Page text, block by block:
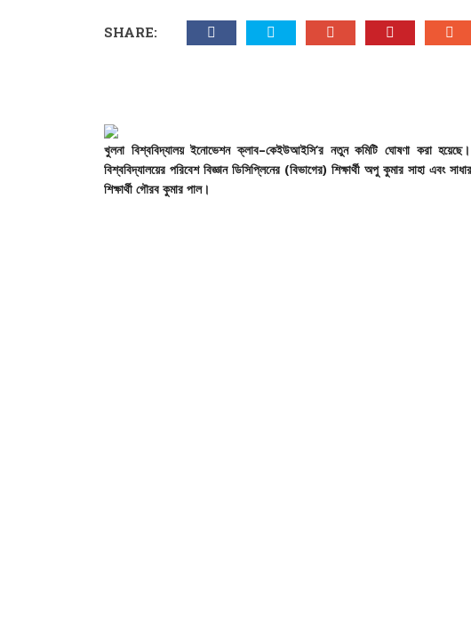
SHARE:
খুলনা বিশ্ববিদ্যালয় ইনোভেশন ক্লাব–কেইউআইসি‘র নতুন কমিটি ঘোষণা করা হয়েছে।
বিশ্ববিদ্যালয়ের পরিবেশ বিজ্ঞান ডিসিপ্লিনের (বিভাগের) শিক্ষার্থী অপু কুমার সাহা এবং
শিক্ষার্থী গৌরব কুমার পাল।